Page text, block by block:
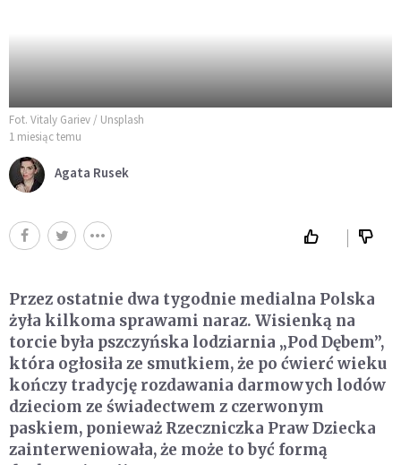
Fot. Vitaly Gariev / Unsplash
1 miesiąc temu
Agata Rusek
Przez ostatnie dwa tygodnie medialna Polska
żyła kilkoma sprawami naraz. Wisienką na
torcie była pszczyńska lodziarnia „Pod Dębem”,
która ogłosiła ze smutkiem, że po ćwierć wieku
kończy tradycję rozdawania darmowych lodów
dzieciom ze świadectwem z czerwonym
paskiem, ponieważ Rzeczniczka Praw Dziecka
zainterweniowała, że może to być formą